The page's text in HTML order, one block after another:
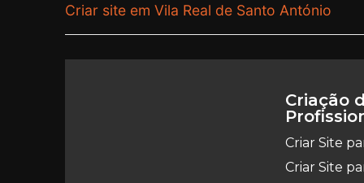
Criar site em Vila Real de Santo António
Criação
Criar Site
Criar Site